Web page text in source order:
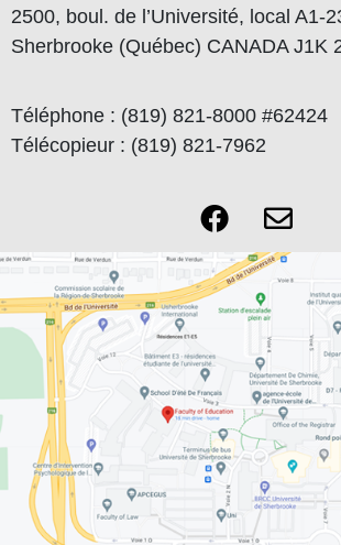
2500, boul. de l’Université, local A1-
Sherbrooke (Québec) CANADA J1K
Téléphone : (819) 821-8000 #62424
Télécopieur : (819) 821-7962